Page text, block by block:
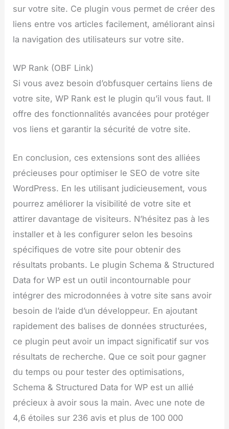
sur votre site. Ce plugin vous permet de créer des
liens entre vos articles facilement, améliorant ainsi
la navigation des utilisateurs sur votre site.
WP Rank (OBF Link)
Si vous avez besoin d’obfusquer certains liens de
votre site, WP Rank est le plugin qu’il vous faut. Il
offre des fonctionnalités avancées pour protéger
vos liens et garantir la sécurité de votre site.
En conclusion, ces extensions sont des alliées
précieuses pour optimiser le SEO de votre site
WordPress. En les utilisant judicieusement, vous
pourrez améliorer la visibilité de votre site et
attirer davantage de visiteurs. N’hésitez pas à les
installer et à les configurer selon les besoins
spécifiques de votre site pour obtenir des
résultats probants. Le plugin Schema & Structured
Data for WP est un outil incontournable pour
intégrer des microdonnées à votre site sans avoir
besoin de l’aide d’un développeur. En ajoutant
rapidement des balises de données structurées,
ce plugin peut avoir un impact significatif sur vos
résultats de recherche. Que ce soit pour gagner
du temps ou pour tester des optimisations,
Schema & Structured Data for WP est un allié
précieux à avoir sous la main. Avec une note de
4,6 étoiles sur 236 avis et plus de 100 000